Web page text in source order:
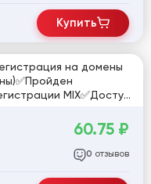
Купить
на домены
MIX✅Доступ
agent
60.75 ₽
0 отзывов